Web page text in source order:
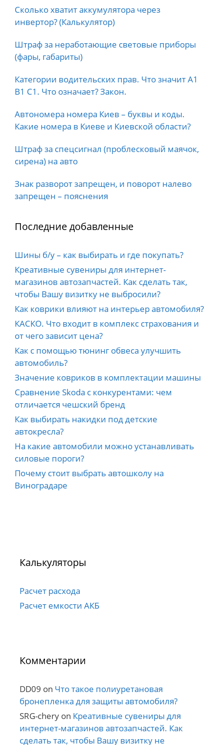
Сколько хватит аккумулятора через
инвертор? (Калькулятор)
Штраф за неработающие световые приборы
(фары, габариты)
Категории водительских прав. Что значит А1
B1 C1. Что означает? Закон.
Автономера номера Киев – буквы и коды.
Какие номера в Киеве и Киевской области?
Штраф за спецсигнал (проблесковый маячок,
сирена) на авто
Знак разворот запрещен, и поворот налево
запрещен – пояснения
Последние добавленные
Шины б/у – как выбирать и где покупать?
Креативные сувениры для интернет-
магазинов автозапчастей. Как сделать так,
чтобы Вашу визитку не выбросили?
Как коврики влияют на интерьер автомобиля?
КАСКО. Что входит в комплекс страхования и
от чего зависит цена?
Как с помощью тюнинг обвеса улучшить
автомобиль?
Значение ковриков в комплектации машины
Сравнение Skoda с конкурентами: чем
отличается чешский бренд
Как выбирать накидки под детские
автокресла?
На какие автомобили можно устанавливать
силовые пороги?
Почему стоит выбрать автошколу на
Виноградаре
Калькуляторы
Расчет расхода
Расчет емкости АКБ
Комментарии
DD09 on Что такое полиуретановая
бронепленка для защиты автомобиля?
SRG-chery on Креативные сувениры для
интернет-магазинов автозапчастей. Как
сделать так, чтобы Вашу визитку не